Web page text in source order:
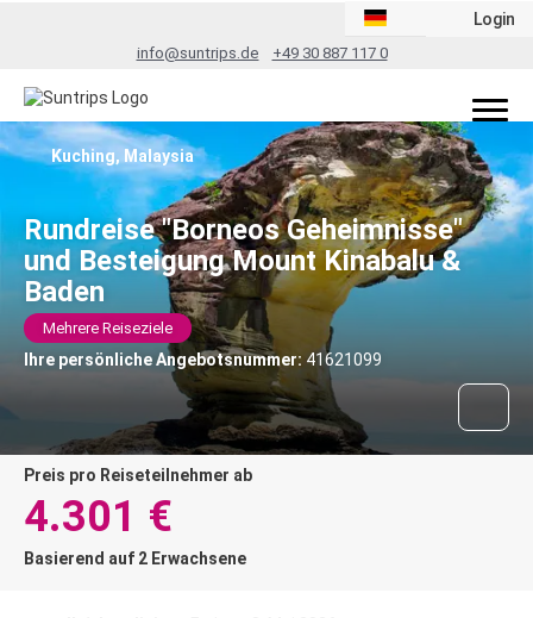
info@suntrips.de +49 30 887 117 0
Login
Rundreise "Borneos Geheimnisse"
und Besteigung Mount Kinabalu &
Baden
Mehrere Reiseziele
Ihre persönliche Angebotsnummer: 41621099
Kuching, Malaysia
Preis pro Reiseteilnehmer ab
4.301 €
Basierend auf 2 Erwachsene